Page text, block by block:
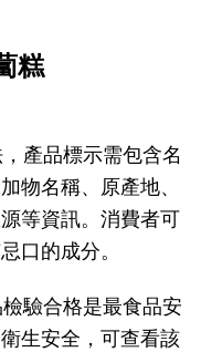
糕
產品標示需包含名
物名稱、原產地、
等資訊。消費者可
口的成分。
驗合格是最食品安
生安全，可查看該